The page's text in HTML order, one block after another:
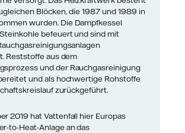
Blöcken, die 1987 und 1989 in
wurden. Die Dampfkessel
befeuert und sind mit
Reststoffe aus dem
und der Rauchgasreinigung
und als hochwertige Rohstoffe
zurückgeführt.
2019 hat Vattenfall hier Europas
to-Heat-Anlage an das